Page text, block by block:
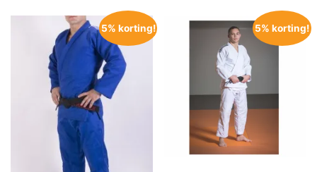
5% korting! 5% korting!